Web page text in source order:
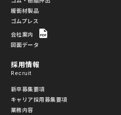
緩衝材製品
ゴムプレス
会社案内
図面データ
採用情報
Recruit
新卒募集要項
キャリア採用募集要項
業務内容